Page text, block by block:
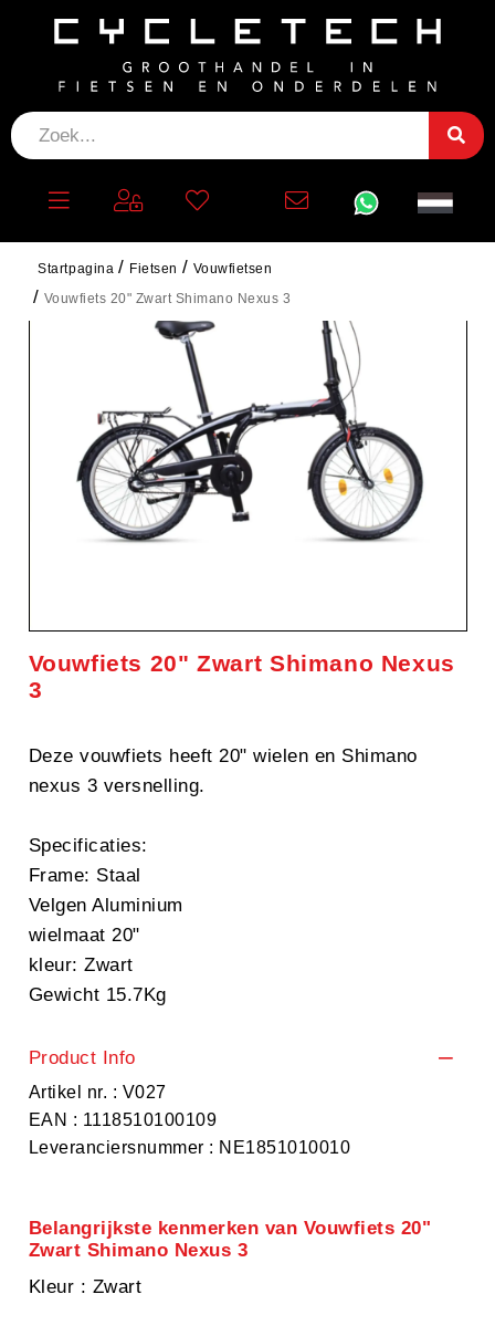
Startpagina Fietsen
Vouwfietsen
Vouwfiets 20" Zwart Shimano Nexus 3
Vouwfiets 20" Zwart Shimano Nexus
3
Deze vouwfiets heeft 20" wielen en Shimano
nexus 3 versnelling.
Specificaties:
Frame: Staal
Velgen Aluminium
wielmaat 20"
kleur: Zwart
Gewicht 15.7Kg
Product Info
Artikel nr. : V027
EAN : 1118510100109
Leveranciersnummer : NE1851010010
Belangrijkste kenmerken van Vouwfiets 20"
Zwart Shimano Nexus 3
Kleur : Zwart